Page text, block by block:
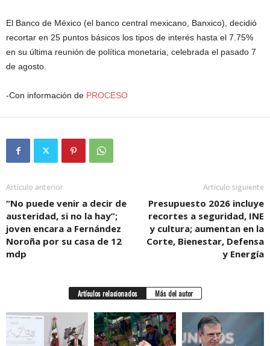
El Banco de México (el banco central mexicano, Banxico), decidió
recortar en 25 puntos básicos los tipos de interés hasta el 7.75%
en su última reunión de política monetaria, celebrada el pasado 7
de agosto.
-Con información de PROCESO
Artículo anterior
“No puede venir a decir de
austeridad, si no la hay”;
joven encara a Fernández
Noroña por su casa de 12
mdp
Artículo siguiente
Presupuesto 2026 incluye
recortes a seguridad, INE
y cultura; aumentan en la
Corte, Bienestar, Defensa
y Energía
Artículos relacionados Más del autor